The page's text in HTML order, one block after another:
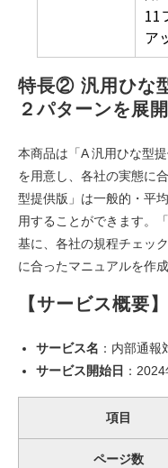
11
ア
特長② 汎用ひな
２パターンを展開
本商品は「A 汎用ひな型
を用意し、各社の実態に
型提供版」は一般的・平
用することができます。
基に、各社の規程チェッ
に合ったマニュアルを作成
【サービス概要】
サービス名 ：内部通
サービス開始日 ：
項目
ページ数